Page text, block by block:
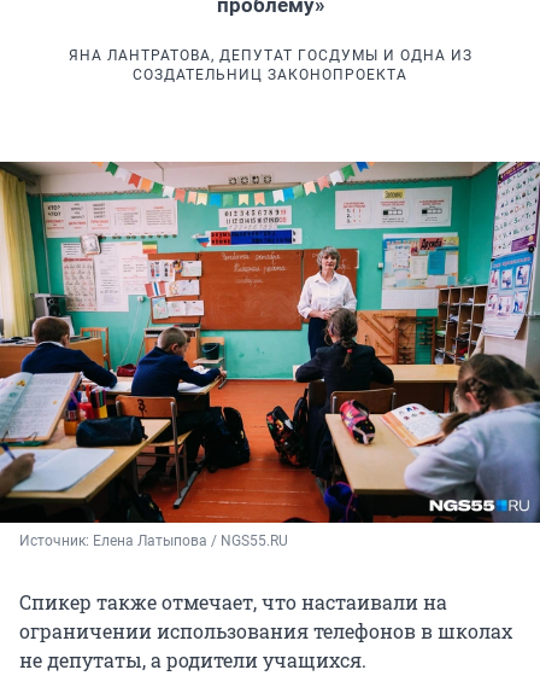
проблему»
ЯНА ЛАНТРАТОВА, ДЕПУТАТ ГОСДУМЫ И ОДНА ИЗ
СОЗДАТЕЛЬНИЦ ЗАКОНОПРОЕКТА
Источник: Елена Латыпова / NGS55.RU
Спикер также отмечает, что настаивали на
ограничении использования телефонов в школах
не депутаты, а родители учащихся.